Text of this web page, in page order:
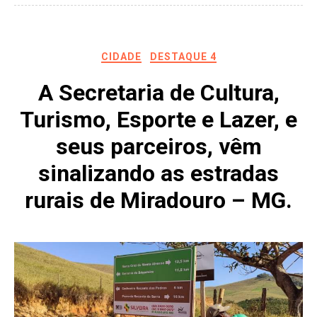
CIDADE DESTAQUE 4
A Secretaria de Cultura,
Turismo, Esporte e Lazer, e
seus parceiros, vêm
sinalizando as estradas
rurais de Miradouro – MG.